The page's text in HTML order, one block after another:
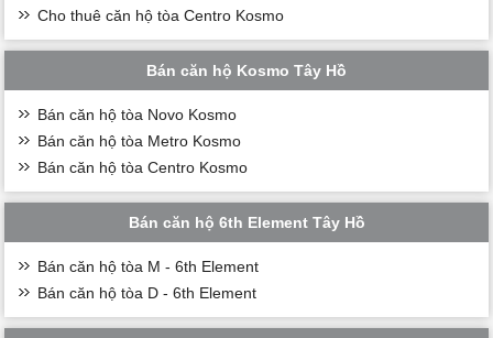
Cho thuê căn hộ tòa Centro Kosmo
Bán căn hộ Kosmo Tây Hồ
Bán căn hộ tòa Novo Kosmo
Bán căn hộ tòa Metro Kosmo
Bán căn hộ tòa Centro Kosmo
Bán căn hộ 6th Element Tây Hồ
Bán căn hộ tòa M - 6th Element
Bán căn hộ tòa D - 6th Element